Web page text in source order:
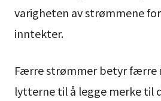
varigheten av strømmene
inntekter.
Færre strømmer betyr færre
lytterne til å legge merke til